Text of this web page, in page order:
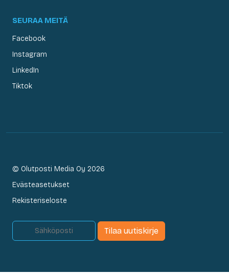
SEURAA MEITÄ
Facebook
Instagram
LinkedIn
Tiktok
© Olutposti Media Oy 2026
Evästeasetukset
Rekisteriseloste
Tilaa uutiskirje